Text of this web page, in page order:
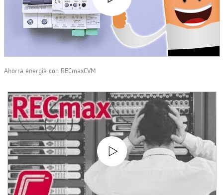
Ahorra energía con RECmaxCVM